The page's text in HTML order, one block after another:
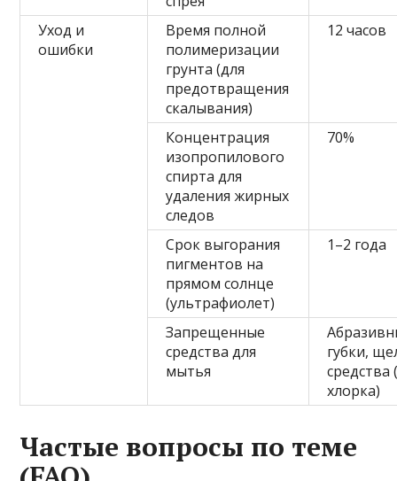
Уход и
ошибки
Время полной
полимеризации
грунта (для
предотвращения
скалывания)
12 часов
Концентрация
изопропилового
спирта для
удаления жирных
следов
70%
Срок выгорания
пигментов на
прямом солнце
(ультрафиолет)
1–2 года
Запрещенные
средства для
мытья
губки,
средства
хлорка)
Частые вопросы по теме